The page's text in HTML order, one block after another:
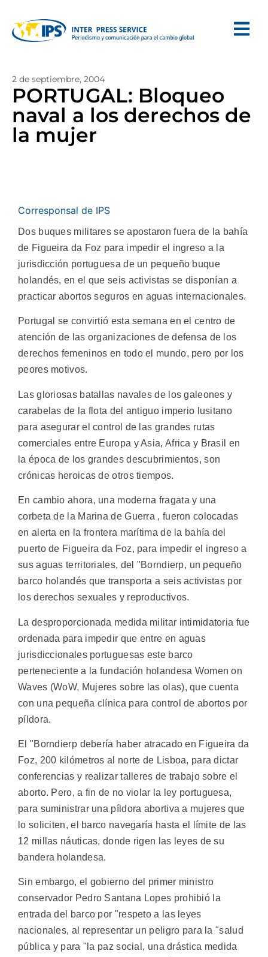
2 de septiembre, 2004
PORTUGAL: Bloqueo
naval a los derechos de
la mujer
Corresponsal de IPS
Dos buques militares se apostaron fuera de la bahía
de Figueira da Foz para impedir el ingreso a la
jurisdicción portuguesa de un pequeño buque
holandés, en el que seis activistas se disponían a
practicar abortos seguros en aguas internacionales.
Portugal se convirtió esta semana en el centro de
atención de las organizaciones de defensa de los
derechos femeninos en todo el mundo, pero por los
peores motivos.
Las gloriosas batallas navales de los galeones y
carabelas de la flota del antiguo imperio lusitano
para asegurar el control de las grandes rutas
comerciales entre Europa y Asia, Africa y Brasil en
la época de los grandes descubrimientos, son
crónicas heroicas de otros tiempos.
En cambio ahora, una moderna fragata y una
corbeta de la Marina de Guerra , fueron colocadas
en alerta en la frontera marítima de la bahía del
puerto de Figueira da Foz, para impedir el ingreso a
sus aguas territoriales, del "Borndierp, un pequeño
barco holandés que transporta a seis activistas por
los derechos sexuales y reproductivos.
La desproporcionada medida militar intimidatoria fue
ordenada para impedir que entre en aguas
jurisdiccionales portuguesas este barco
perteneciente a la fundación holandesa Women on
Waves (WoW, Mujeres sobre las olas), que cuenta
con una pequeña clínica para control de abortos por
píldora.
El "Borndierp debería haber atracado en Figueira da
Foz, 200 kilómetros al norte de Lisboa, para dictar
conferencias y realizar talleres de trabajo sobre el
aborto. Pero, a fin de no violar la ley portuguesa,
para suministrar una píldora abortiva a mujeres que
lo soliciten, el barco navegaría hasta el límite de las
12 millas náuticas, donde rigen las leyes de su
bandera holandesa.
Sin embargo, el gobierno del primer ministro
conservador Pedro Santana Lopes prohibió la
entrada del barco por "respeto a las leyes
nacionales, al representar un peligro para la "salud
pública y para "la paz social, una drástica medida